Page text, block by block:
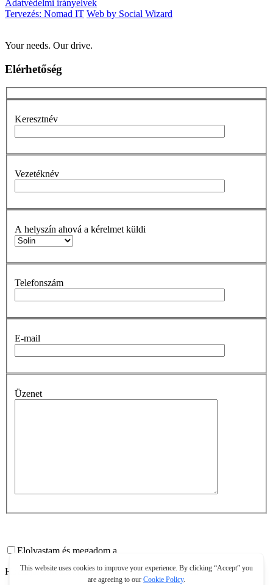
Adatvédelmi irányelvek
Tervezés: Nomad IT Web by Social Wizard
Your needs. Our drive.
Elérhetőség
Keresztnév
Vezetéknév
A helyszín ahová a kérelmet küldi
Telefonszám
E-mail
Üzenet
Elolvastam és megadom a
Hozzájárulást személyes adataim felhasználásához